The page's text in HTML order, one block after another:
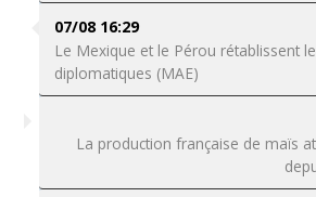
07/08 16:29
Le Mexique et le Pérou rétablissent
diplomatiques (MAE)
La production française de maïs